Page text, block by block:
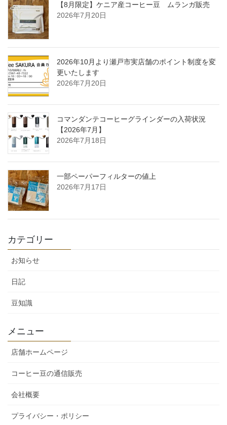
【8月限定】ケニア産コーヒー豆 ムランガ販売
2026年7月20日
2026年10月より瀬戸市実店舗のポイント制度を変
更いたします
2026年7月20日
コマンダンテコーヒーグラインダーの入荷状況
【2026年7月】
2026年7月18日
一部ペーパーフィルターの値上
2026年7月17日
カテゴリー
お知らせ
日記
豆知識
メニュー
店舗ホームページ
コーヒー豆の通信販売
会社概要
プライバシー・ポリシー